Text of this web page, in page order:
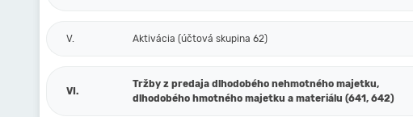
V. Aktivácia (účtová skupina 62)
VI.
Tržby z predaja dlhodobého nehmotného majetku,
dlhodobého hmotného majetku a materiálu (641, 642)